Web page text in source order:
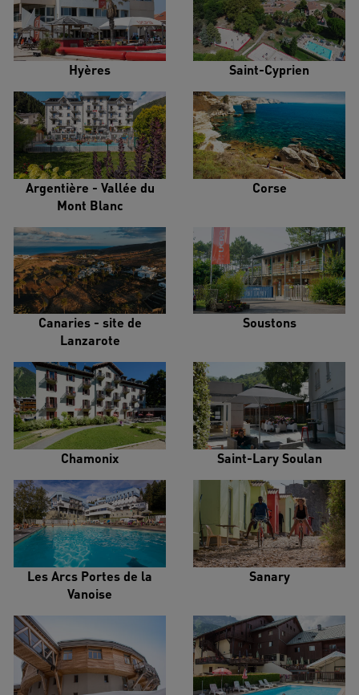
Hyères Saint-Cyprien
Argentière - Vallée du
Mont Blanc
Corse
Canaries - site de
Lanzarote
Soustons
Chamonix Saint-Lary Soulan
Les Arcs Portes de la
Vanoise
Sanary